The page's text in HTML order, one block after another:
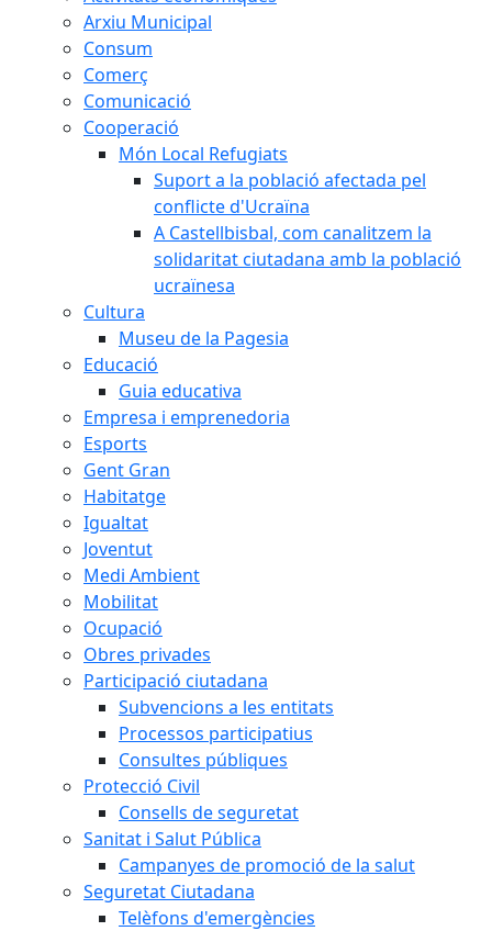
Arxiu Municipal
Consum
Comerç
Comunicació
Cooperació
Món Local Refugiats
Suport a la població afectada pel
conflicte d'Ucraïna
A Castellbisbal, com canalitzem la
solidaritat ciutadana amb la població
ucraïnesa
Cultura
Museu de la Pagesia
Educació
Guia educativa
Empresa i emprenedoria
Esports
Gent Gran
Habitatge
Igualtat
Joventut
Medi Ambient
Mobilitat
Ocupació
Obres privades
Participació ciutadana
Subvencions a les entitats
Processos participatius
Consultes públiques
Protecció Civil
Consells de seguretat
Sanitat i Salut Pública
Campanyes de promoció de la salut
Seguretat Ciutadana
Telèfons d'emergències